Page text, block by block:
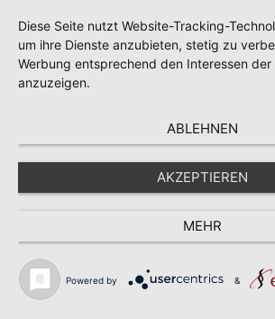
Wintereinbruch abgeschlossen.
Sonnenstrom bei gutem Wetter
zu reduzieren, da wir in unserem
Die 4 Bilder darunter zeigen dann mit
Diese Seite nutzt Website-Tracking-
um ihre Dienste anzubieten, stetig zu
Werbung entsprechend den Interessen
anzuzeigen.
ABLEHNEN
AKZEPTIEREN
MEHR
Powered by &